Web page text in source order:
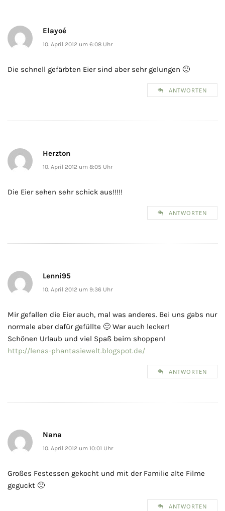
Elayoé
10. April 2012 um 6:08 Uhr
Die schnell gefärbten Eier sind aber sehr gelungen 🙂
ANTWORTEN
Herzton
10. April 2012 um 8:05 Uhr
Die Eier sehen sehr schick aus!!!!!
ANTWORTEN
Lenni95
10. April 2012 um 9:36 Uhr
Mir gefallen die Eier auch, mal was anderes. Bei uns gabs nur
normale aber dafür gefüllte 🙂 War auch lecker!
Schönen Urlaub und viel Spaß beim shoppen!
http://lenas-phantasiewelt.blogspot.de/
ANTWORTEN
Nana
10. April 2012 um 10:01 Uhr
Großes Festessen gekocht und mit der Familie alte Filme
geguckt 🙂
ANTWORTEN